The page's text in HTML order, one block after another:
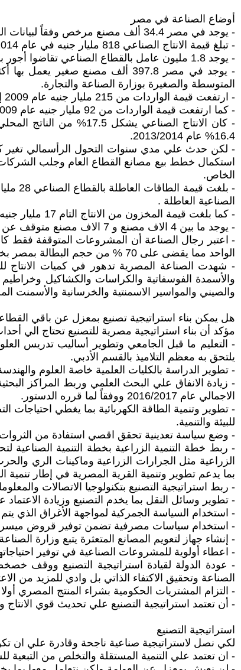
أوضاع الصناعة في مصر
- يوجد في مصر 34.4 ألف مصنع مرخص وفقاً لبيانات الهيئة المصرية للتنمية الصناعية تتجاوز تكاليفها الاستثمارية 615 مليار جنيه.
- تبلغ قيمة الانتاج الصناعي 818 مليار جنيه في عام 2014.
- يوجد 1.8 مليون عامل بالقطاع الصناعي تقاضوا أجور بلغت 22.3 مليار جنيه.
المتوسطة والصغيرة بوزارة الصناعة والتجارة.
- ارتفعت قيمة الواردات من 215 مليار جنيه عام 2009 إلي 373 مليار جنيه عام 2012 تعادل 61.4 مليار دولار.
- كما ارتفعت قيمة الواردات من 92 مليار جنيه عام 2009 إلي 129 مليار جنيه عام 2012 تعادل 21 مليار دولار.
16.4% عام 2013/2014.
الخاص.
الصناعية العاطلة .
- كما بلغت قيمة المخزون من الانتاج التام 17 مليار جنيه منها 15.3% في قطاع الصناعات الغذائية.
- يوجد ما بين 4 الاف مصنع و 7 الاف مصنع متوقف عن العمل وفقا لتقديرات اتحاد الصناعات المصرية.
الواحد مما يقضى على 70 % من حجم البطالة بمصر بخلاف ما تضيفه من زيادة فى حصيلة الخزانة العامة من الضرائب والرسوم.
- شهدت الصناعة المصرية تدهور في كميات
والأسمدة الفوسفاتية والكراسات والكشاكيل
والصيني والمواسير الاسمنتية والخرسانية والأسمنت
هل يمكن بناء استراتيجية تصنيع بمعزل عن باقي
مؤكد أن بناء استراتيجية مصرية للتصنيع تحتاج الي
- التعليم ما قبل الجامعي وتطوير أساليب تدريس
يلتحق به معظم التلاميذ بالقسم الأدبي.
- تطوير الدراسة بالكليات العلمية خاصة العلوم
الاجمالي عام 2016/2017 ووفقاً لما قرره الدستور.
- تطوير وتنمية الطاقة الكهربائية بما يغطي احتياجات
للبيئة والتنمية.
- وضع سياسة تعدينية تحقق اقصي استفادة من الثروات
- ربط خطة التنمية الزراعية بخطة التنمية الصناعية
الزراعية مثل الجرارات الزراعية وماكينات الري
بما يدعم تطوير وتنمية القرية المصرية في إطار تنمية
- ربط استراتيجية التصنيع بتكنولوجيا الاتصالات
- تطوير وسائل النقل بما يخدم التصنيع وزيادة
- استخدام السياسة الجمركية لمواجهة الأغراق الذي
- استخدام سياسات مصرفية تضمن توفير قروض ميسرة
- إنشاء جهاز لتعويم المصانع المتعثرة يتبع وزارة
- اعطاء أولوية للمشروعات الصناعية في توفير
الصناعة وتحقيق الاكتفاء الذاتي بل وادي للمزيد من
- التزام المشتريات الحكومية بشراء المنتج المصري
- أن تعتمد استراتيجية التصنيع علي تحديث قوي الانتاج
استراتيجية التصنيع
لكي نصل لاستراتيجية صناعية ناجحة وقادرة علي ان
- ان تعتمد علي التنمية المستقلة والتخلص من التبعية